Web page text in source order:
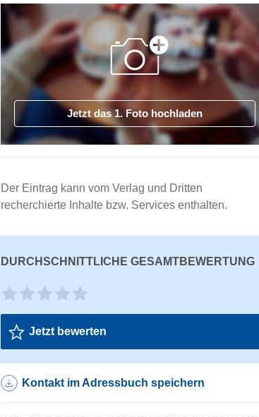
Jetzt das 1. Foto hochladen
Der Eintrag kann vom Verlag und Dritten
recherchierte Inhalte bzw. Services enthalten.
DURCHSCHNITTLICHE GESAMTBEWERTUNG
Jetzt bewerten
Kontakt im Adressbuch speichern